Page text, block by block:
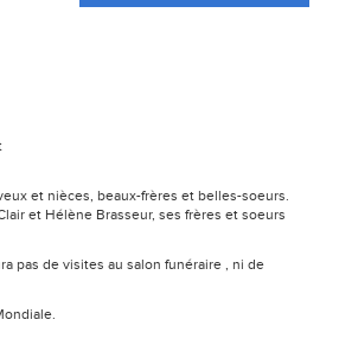
et nièces, beaux-frères et belles-soeurs.
et Hélène Brasseur, ses frères et soeurs
pas de visites au salon funéraire , ni de